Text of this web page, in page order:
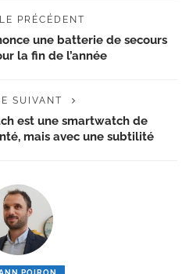
PRÉCÉDENT
une batterie de secours
la fin de l’année
SUIVANT
est une smartwatch de
mais avec une subtilité